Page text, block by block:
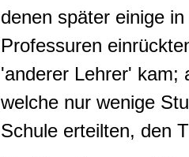
denen später einige
Professuren
'anderer Lehrer' kam;
welche nur wenige
Schule erteilten, den